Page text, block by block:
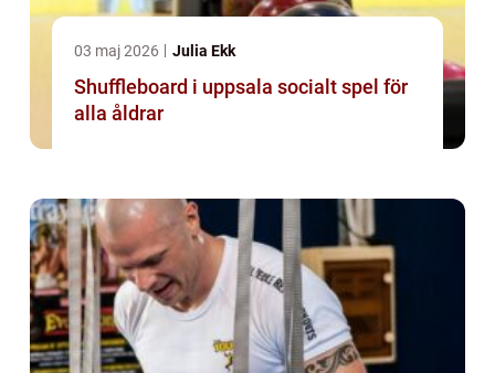
03 maj 2026 Julia Ekk
Shuffleboard i uppsala socialt spel för
alla åldrar